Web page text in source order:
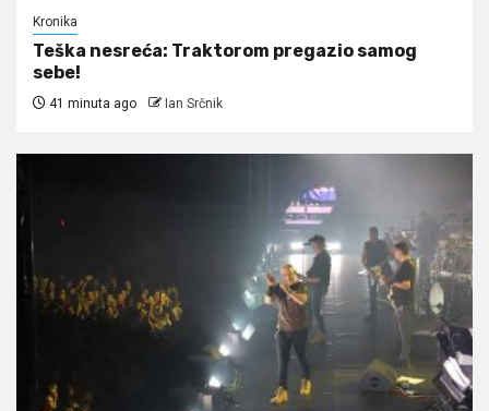
Kronika
Teška nesreća: Traktorom pregazio samog
sebe!
41 minuta ago Ian Srčnik